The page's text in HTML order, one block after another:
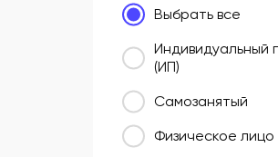
Южный федеральный
Выбрать все
Индивидуальный
(ИП)
Самозанятый
Физическое лицо